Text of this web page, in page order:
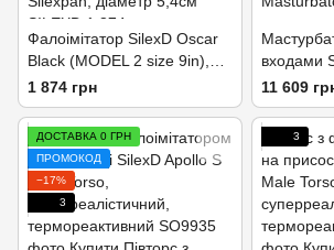
Фалоімітатор SilexD Oscar
Black (MODEL 2 size 9in),
двошаровий, силікон +
Silexpan, діаметр 5,4см
1 874 грн
входами
11 609
ДОСТАВКА 0 ГРН
ПРОМОКОД
−17%
3
3